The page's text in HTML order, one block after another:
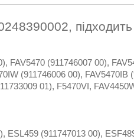
FAV5470 (911746007 00),
(911746006 00), FAV5470IB
01), F5470VI,
ESL459 (911747013 00),